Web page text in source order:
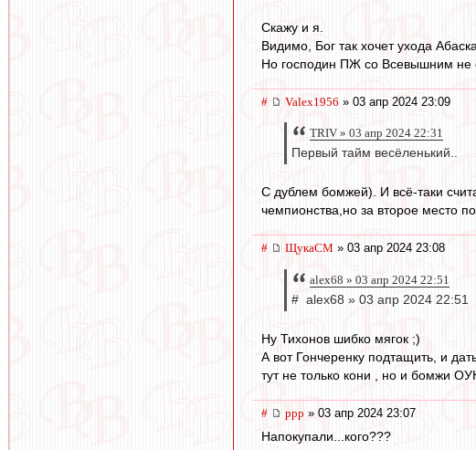
Скажу и я.
Видимо, Бог так хочет ухода
Но господин ПЖ со Всевышним не
# Valex1956 » 03 апр 2024 23:09
TRIV » 03 апр 2024 22:31
Первый тайм весёленький..
С дублем бомжей). И всё-таки
чемпионства,но за второе место
# ЩукаСМ » 03 апр 2024 23:08
alex68 » 03 апр 2024 22:51
# alex68 » 03 апр 2024 22:51
Ну Тихонов шибко мягок ;)
А вот Гончеренку подтащить, и
тут не только кони , но и бомжи
# ppp » 03 апр 2024 23:07
Напокупали...кого???